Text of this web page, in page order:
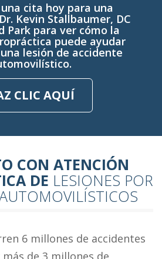
cita hoy para una
Kevin Stallbaumer, DC
Park para ver cómo la
puede ayudar
lesión de accidente
CLIC AQUÍ
CON ATENCIÓN
DE LESIONES POR
6 millones de accidentes
de 3 millones de